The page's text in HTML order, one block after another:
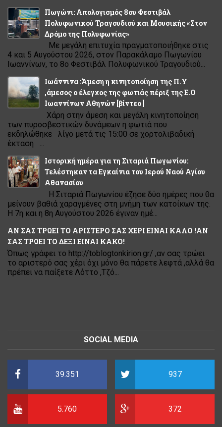
Πωγώνι: Απολογισμός 8ου Φεστιβάλ
Πολυφωνικού Τραγουδιού και Μουσικής «Στον
Δρόμο της Πολυφωνίας»
Με μεγάλη επιτυχία πραγματοποιήθηκε στις
4 και 5 Αυγούστου 2026, στον Παρακάλαμο Πωγωνίου
Ιωαννίνων, το 8ο Φεστιβάλ Πολυφωνικού Τραγουδιού...
Ιωάννινα :Άμεση η κινητοποίηση της Π.Υ
,άμεσος ο έλεγχος της φωτιάς πέριξ της Ε.Ο
Ιωαννίνων Αθηνών [βίντεο ]
Χάρη στην άμεση και μεγάλη κινητοποίηση
των πυροσβεστικών δυνάμεων η φωτιά που
εκδηλώθηκε λίγο μετά τις 15:00 σε χορτολιβαδική
έκταση ...
Ιστορική ημέρα για τη Σιταριά Πωγωνίου:
Τελέστηκαν τα Εγκαίνια του Ιερού Ναού Αγίου
Αθανασίου
Η Σιταριά Πωγωνίου έζησε δύο ημέρες που θα
μείνουν βαθιά χαραγμένες στη μνήμη των κατοίκων της.
Η 7η και η 8η Αυγούστου 2026 έγιναν ημέ...
ΑΝ ΣΑΣ ΤΡΩΕΙ ΤΟ ΑΡΙΣΤΕΡΟ ΣΑΣ ΧΕΡΙ ΕΙΝΑΙ ΚΑΛΟ !ΑΝ
ΣΑΣ ΤΡΩΕΙ ΤΟ ΔΕΞΙ ΕΙΝΑΙ ΚΑΚΟ!
Όπως γράφει το http://toblogtonkirion.gr/ ,αν σας τρώει
το αριστερό σας χέρι όχι μόνο θα πάρετε λεφτά ,αλλά θα
πρέπει να παίξετε Λόττο ,Τζό...
SOCIAL MEDIA
39.351 937
5.760 372